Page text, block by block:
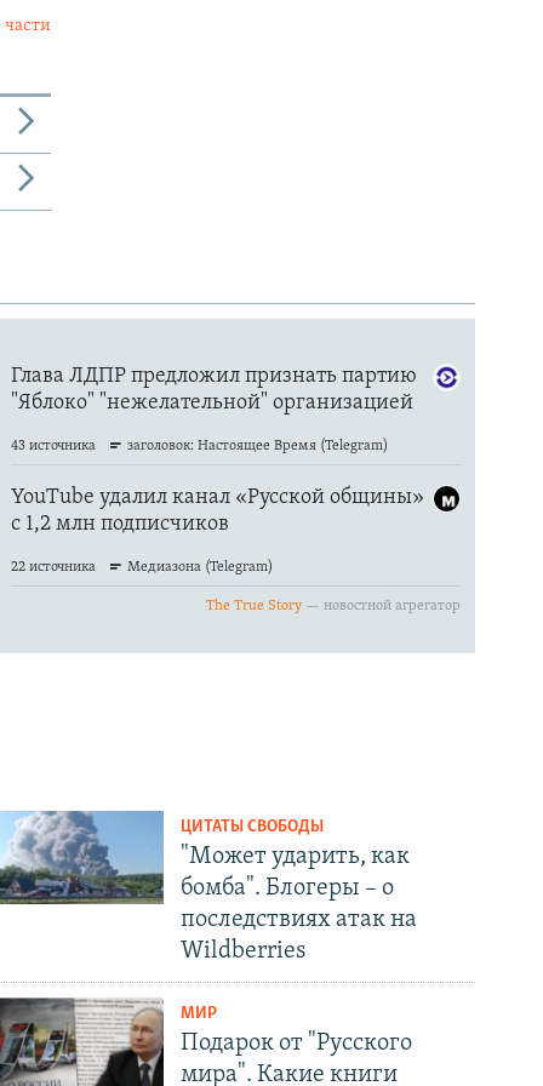
части
ЦИТАТЫ СВОБОДЫ
"Может ударить, как
бомба". Блогеры – о
последствиях атак на
Wildberries
МИР
Подарок от "Русского
мира". Какие книги